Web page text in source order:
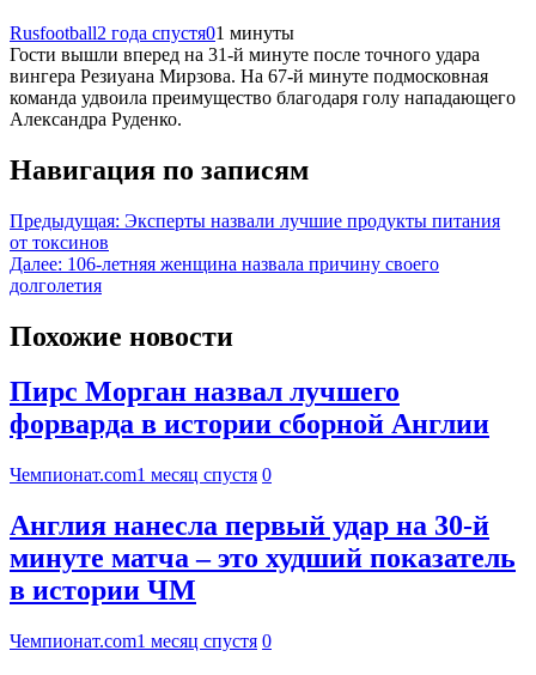
Rusfootball2 года спустя01 минуты
Гости вышли вперед на 31-й минуте после точного удара
вингера Резиуана Мирзова. На 67-й минуте подмосковная
команда удвоила преимущество благодаря голу нападающего
Александра Руденко.
Навигация по записям
Предыдущая: Эксперты назвали лучшие продукты питания
от токсинов
Далее: 106-летняя женщина назвала причину своего
долголетия
Похожие новости
Пирс Морган назвал лучшего
форварда в истории сборной Англии
Чемпионат.com1 месяц спустя 0
Англия нанесла первый удар на 30-й
минуте матча – это худший показатель
в истории ЧМ
Чемпионат.com1 месяц спустя 0